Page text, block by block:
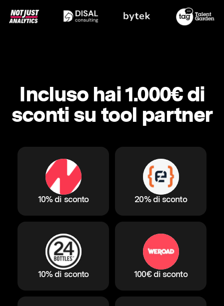
Incluso hai 1.000€ di
sconti su tool partner
10% di sconto 20% di sconto
10% di sconto 100€ di sconto